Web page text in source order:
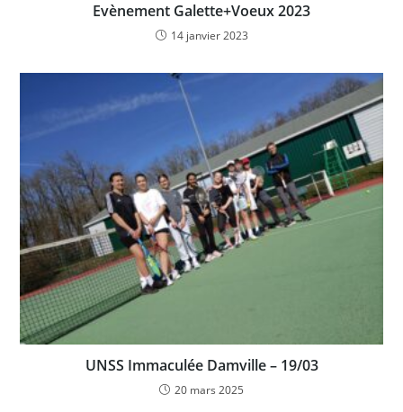
Evènement Galette+Voeux 2023
14 janvier 2023
UNSS Immaculée Damville – 19/03
20 mars 2025